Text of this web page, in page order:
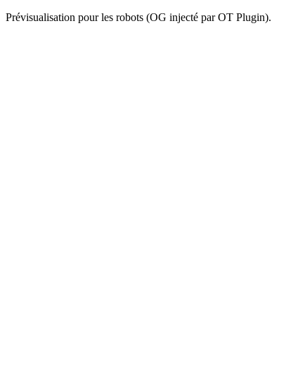
Prévisualisation pour les robots (OG injecté par OT Plugin).